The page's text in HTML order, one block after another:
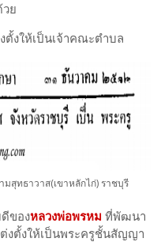
ย
ให้เป็นเจ้าคณะตำบล
สุทธาวาส(เขาหลักไก่) ราชบุรี
ของหลวงพ่อพรหม ที่พัฒนา
งตั้งให้เป็นพระครูชั้นสัญญา